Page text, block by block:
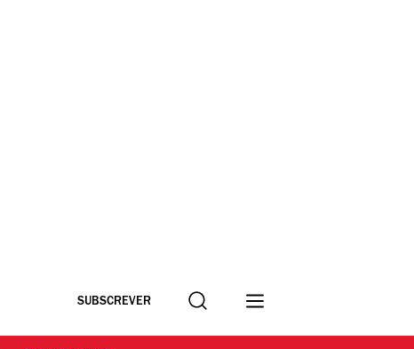
SUBSCREVER Procurar